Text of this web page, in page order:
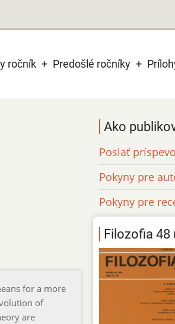
ročník Predošlé ročníky
for a more
of
are
Ako
Poslať
Pokyny pre
Pokyny pre
Filozofia 48